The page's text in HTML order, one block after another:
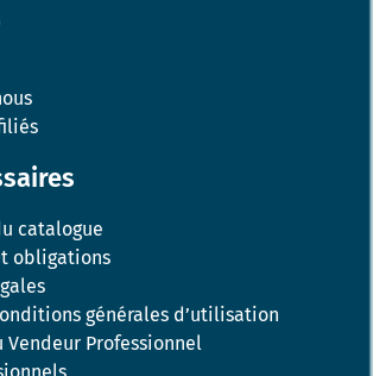
catalogue
obligations
générales d’utilisation
Vendeur Professionnel